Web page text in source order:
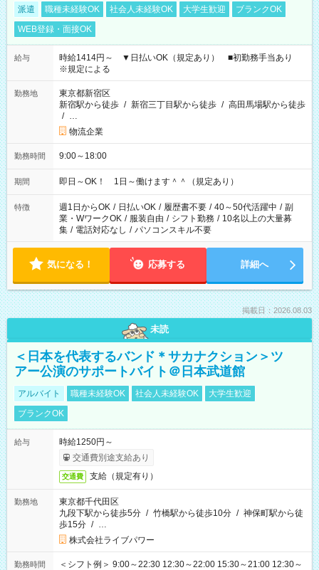
派遣 職種未経験OK 社会人未経験OK 大学生歓迎
ブランクOK
WEB登録・面接OK
給与
時給1414円～ ▼日払いOK（規定あり） ■初勤務手当あり
※規定による
勤務地
東京都新宿区
新宿駅から徒歩 / 新宿三丁目駅から徒歩 / 高田馬場駅から徒歩
/ …
物流企業
勤務時間 9:00～18:00
期間 即日～OK！ 1日～働けます＾＾（規定あり）
特徴 週1日からOK / 日払いOK / 履歴書不要 / 40～50代活躍中 / 副
業・WワークOK / 服装自由 / シフト勤務 / 10名以上の大量募
集 / 電話対応なし / パソコンスキル不要
気になる！ 応募する 詳細へ
掲載日：2026.08.03
未読
＜日本を代表するバンド＊サカナクション＞ツ
アー公演のサポートバイト＠日本武道館
アルバイト 職種未経験OK 社会人未経験OK
大学生歓迎
ブランクOK
給与
時給1250円～
交通費別途支給あり
交通費 支給（規定有り）
勤務地
東京都千代田区
九段下駅から徒歩5分 / 竹橋駅から徒歩10分 / 神保町駅から徒
歩15分 / …
株式会社ライブパワー
勤務時間
＜シフト例＞ 9:00～22:30 12:30～22:00 15:30～21:00 12:30～